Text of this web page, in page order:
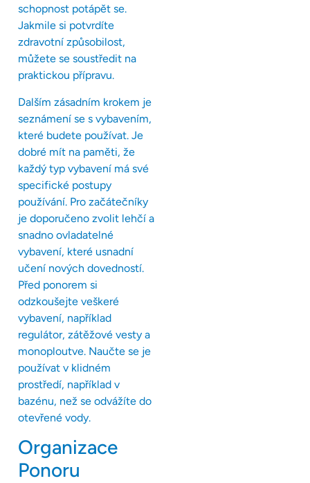
schopnost potápět se.
Jakmile si potvrdíte
zdravotní způsobilost,
můžete se soustředit na
praktickou přípravu.
Dalším zásadním krokem je
seznámení se s vybavením,
které budete používat. Je
dobré mít na paměti, že
každý typ vybavení má své
specifické postupy
používání. Pro začátečníky
je doporučeno zvolit lehčí a
snadno ovladatelné
vybavení, které usnadní
učení nových dovedností.
Před ponorem si
odzkoušejte veškeré
vybavení, například
regulátor, zátěžové vesty a
monoploutve. Naučte se je
používat v klidném
prostředí, například v
bazénu, než se odvážíte do
otevřené vody.
Organizace
Ponoru